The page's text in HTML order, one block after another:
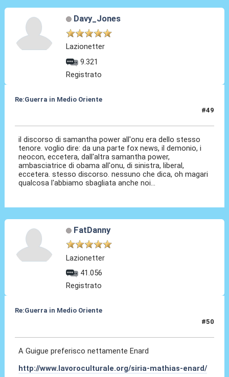
Davy_Jones
Lazionetter
9.321
Registrato
Re:Guerra in Medio Oriente
#49
il discorso di samantha power all'onu era dello stesso
tenore. voglio dire: da una parte fox news, il demonio, i
neocon, eccetera, dall'altra samantha power,
ambasciatrice di obama all'onu, di sinistra, liberal,
eccetera. stesso discorso. nessuno che dica, oh magari
qualcosa l'abbiamo sbagliata anche noi...
FatDanny
Lazionetter
41.056
Registrato
Re:Guerra in Medio Oriente
#50
A Guigue preferisco nettamente Enard
http://www.lavoroculturale.org/siria-mathias-enard/